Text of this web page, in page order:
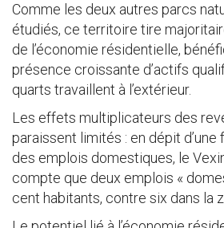
Comme les deux autres parcs
étudiés, ce territoire tire
de l’économie résidentielle,
présence croissante d’actifs
quarts travaillent à l’extérieur.
Les effets multiplicateurs des
paraissent limités : en dépit
des emplois domestiques, le
compte que deux emplois «
cent habitants, contre six dans la